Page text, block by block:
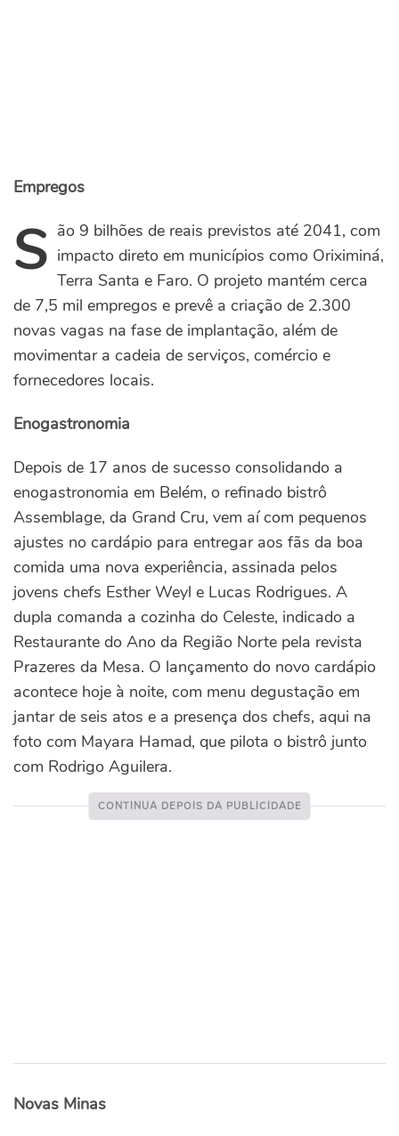
Empregos
S ão 9 bilhões de reais previstos até 2041, com
impacto direto em municípios como Oriximiná,
Terra Santa e Faro. O projeto mantém cerca
de 7,5 mil empregos e prevê a criação de 2.300
novas vagas na fase de implantação, além de
movimentar a cadeia de serviços, comércio e
fornecedores locais.
Enogastronomia
Depois de 17 anos de sucesso consolidando a
enogastronomia em Belém, o refinado bistrô
Assemblage, da Grand Cru, vem aí com pequenos
ajustes no cardápio para entregar aos fãs da boa
comida uma nova experiência, assinada pelos
jovens chefs Esther Weyl e Lucas Rodrigues. A
dupla comanda a cozinha do Celeste, indicado a
Restaurante do Ano da Região Norte pela revista
Prazeres da Mesa. O lançamento do novo cardápio
acontece hoje à noite, com menu degustação em
jantar de seis atos e a presença dos chefs, aqui na
foto com Mayara Hamad, que pilota o bistrô junto
com Rodrigo Aguilera.
Novas Minas